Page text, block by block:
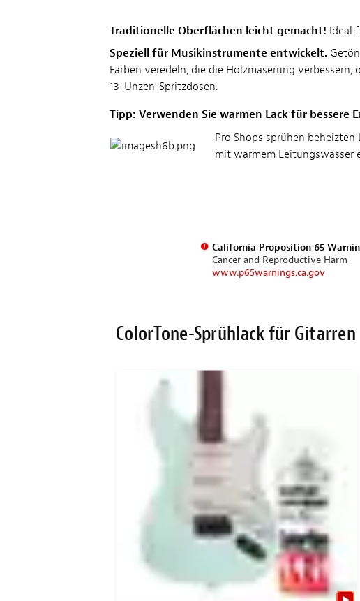
Traditionelle Oberflächen leicht gemacht! Ideal
Speziell für Musikinstrumente entwickelt.
Farben veredeln, die die Holzmaserung
13-Unzen-Spritzdosen.
Tipp: Verwenden Sie warmen Lack für bessere
Pro Shops sprühen
mit warmem Leitungswasser
California Proposition 65
Cancer and Reproductive Harm
www.p65warnings.ca.gov
ColorTone-Sprühlack für Gitarren